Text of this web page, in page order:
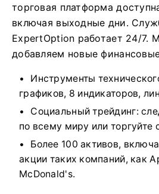
торговая платформа
включая выходные дни.
ExpertOption работает 24/7.
добавляем новые
Инструменты
графиков, 8 индикаторов,
Социальный трейдинг:
по всему миру или торгуйте
Более 100 активов,
акции таких компаний, как
McDonald's.